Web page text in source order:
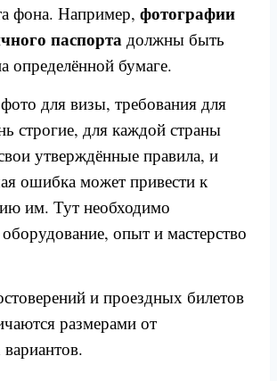
фона. Например, фотографии
паспорта должны быть
определённой бумаге.
для визы, требования для
строгие, для каждой страны
утверждённые правила, и
ошибка может привести к
им. Тут необходимо
опыт и мастерство
и проездных билетов
размерами от